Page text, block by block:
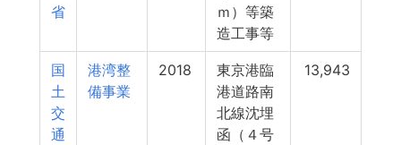
省
ｍ）等築
造工事等
国
土
交
通
港湾整
備事業
2018
東京港臨
港道路南
北線沈埋
函（４号
13,943